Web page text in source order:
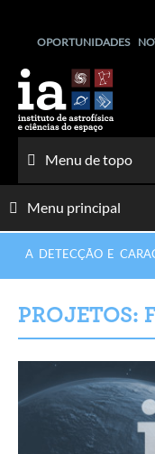
conteúdo
OPORTUNIDADES
Menu de topo
Menu principal
A DETECÇÃO E
PROJETOS: